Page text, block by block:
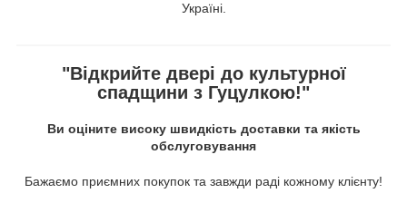
Україні.
"Відкрийте двері до культурної
спадщини з Гуцулкою!"
Ви оціните високу швидкість доставки та якість
обслуговування
Бажаємо приємних покупок та завжди раді кожному клієнту!